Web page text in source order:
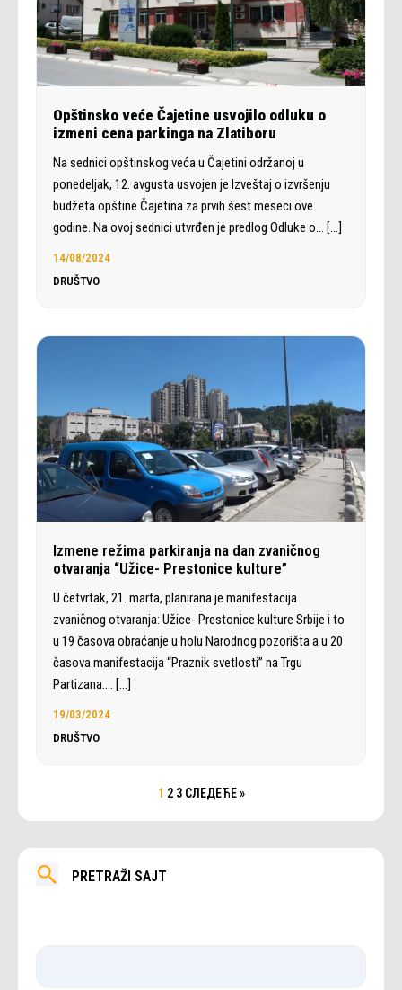
Opštinsko veće Čajetine usvojilo odluku o
izmeni cena parkinga na Zlatiboru
Na sednici opštinskog veća u Čajetini održanoj u
ponedeljak, 12. avgusta usvojen je Izveštaj o izvršenju
budžeta opštine Čajetina za prvih šest meseci ove
godine. Na ovoj sednici utvrđen je predlog Odluke o… […]
14/08/2024
DRUŠTVO
Izmene režima parkiranja na dan zvaničnog
otvaranja “Užice- Prestonice kulture”
U četvrtak, 21. marta, planirana je manifestacija
zvaničnog otvaranja: Užice- Prestonice kulture Srbije i to
u 19 časova obraćanje u holu Narodnog pozorišta a u 20
časova manifestacija “Praznik svetlosti” na Trgu
Partizana.… […]
19/03/2024
DRUŠTVO
1 2 3 СЛЕДЕЋЕ »
PRETRAŽI SAJT